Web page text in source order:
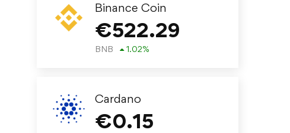
Binance Coin
€522.29
BNB 1.02%
Cardano
€0.15